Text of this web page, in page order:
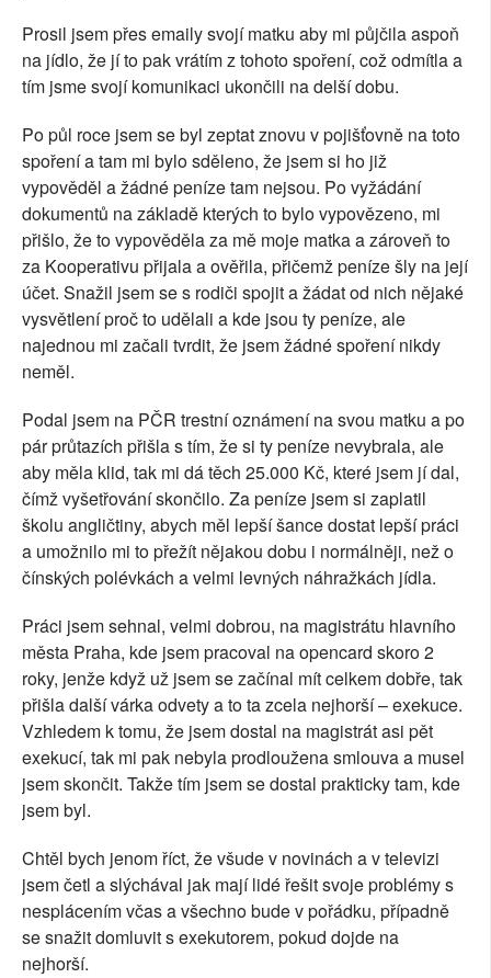
Prosil jsem přes emaily svojí matku aby mi půjčila aspoň
na jídlo, že jí to pak vrátím z tohoto spoření, což odmítla a
tím jsme svojí komunikaci ukončili na delší dobu.
Po půl roce jsem se byl zeptat znovu v pojišťovně na toto
spoření a tam mi bylo sděleno, že jsem si ho již
vypověděl a žádné peníze tam nejsou. Po vyžádání
dokumentů na základě kterých to bylo vypovězeno, mi
přišlo, že to vypověděla za mě moje matka a zároveň to
za Kooperativu přijala a ověřila, přičemž peníze šly na její
účet. Snažil jsem se s rodiči spojit a žádat od nich nějaké
vysvětlení proč to udělali a kde jsou ty peníze, ale
najednou mi začali tvrdit, že jsem žádné spoření nikdy
neměl.
Podal jsem na PČR trestní oznámení na svou matku a po
pár průtazích přišla s tím, že si ty peníze nevybrala, ale
aby měla klid, tak mi dá těch 25.000 Kč, které jsem jí dal,
čímž vyšetřování skončilo. Za peníze jsem si zaplatil
školu angličtiny, abych měl lepší šance dostat lepší práci
a umožnilo mi to přežít nějakou dobu i normálněji, než o
čínských polévkách a velmi levných náhražkách jídla.
Práci jsem sehnal, velmi dobrou, na magistrátu hlavního
města Praha, kde jsem pracoval na opencard skoro 2
roky, jenže když už jsem se začínal mít celkem dobře, tak
přišla další várka odvety a to ta zcela nejhorší – exekuce.
Vzhledem k tomu, že jsem dostal na magistrát asi pět
exekucí, tak mi pak nebyla prodloužena smlouva a musel
jsem skončit. Takže tím jsem se dostal prakticky tam, kde
jsem byl.
Chtěl bych jenom říct, že všude v novinách a v televizi
jsem četl a slýchával jak mají lidé řešit svoje problémy s
nesplácením včas a všechno bude v pořádku, případně
se snažit domluvit s exekutorem, pokud dojde na
nejhorší.